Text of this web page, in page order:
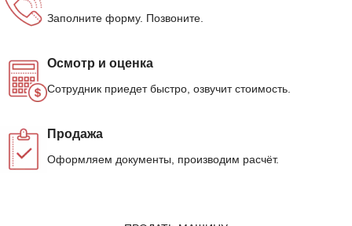
Заполните форму. Позвоните.
Осмотр и оценка
Сотрудник приедет быстро, озвучит стоимость.
Продажа
Оформляем документы, производим расчёт.